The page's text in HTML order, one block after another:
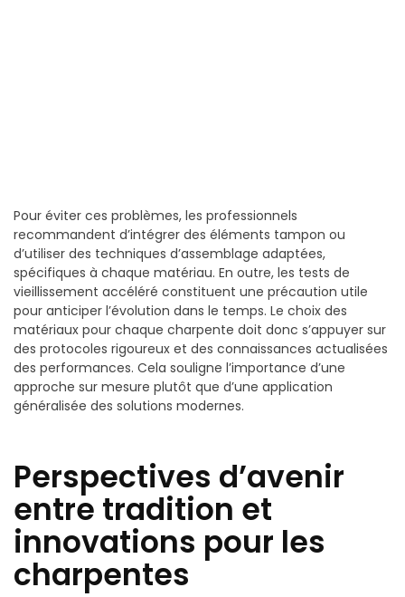
Pour éviter ces problèmes, les professionnels
recommandent d’intégrer des éléments tampon ou
d’utiliser des techniques d’assemblage adaptées,
spécifiques à chaque matériau. En outre, les tests de
vieillissement accéléré constituent une précaution utile
pour anticiper l’évolution dans le temps. Le choix des
matériaux pour chaque charpente doit donc s’appuyer sur
des protocoles rigoureux et des connaissances actualisées
des performances. Cela souligne l’importance d’une
approche sur mesure plutôt que d’une application
généralisée des solutions modernes.
Perspectives d’avenir
entre tradition et
innovations pour les
charpentes